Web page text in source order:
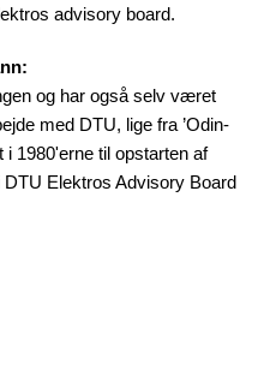
advisory board.
og har også selv været
med DTU, lige fra ’Odin-
i 1980'erne til opstarten af
Elektros Advisory Board